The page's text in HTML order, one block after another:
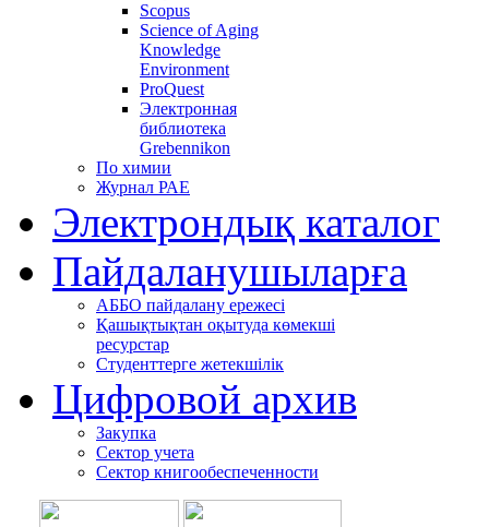
Scopus
Science of Aging
Knowledge
Environment
ProQuest
Электронная
библиотека
Grebennikon
По химии
Журнал РАЕ
Электрондық каталог
Пайдаланушыларға
АББО пайдалану ережесі
Қашықтықтан оқытуда көмекші
ресурстар
Студенттерге жетекшілік
Цифровой архив
Закупка
Сектор учета
Сектор книгообеспеченности